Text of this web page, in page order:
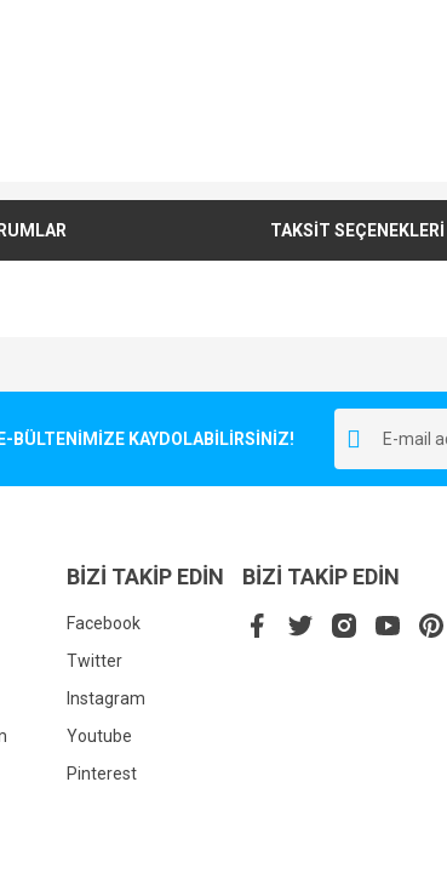
TAKSİT SEÇENEKLERİ
BÜLTENİMİZE KAYDOLABİLİRSİNİZ!
BİZİ TAKİP EDİN
Facebook
Twitter
Instagram
Youtube
Pinterest
BİZİ TAKİP EDİN